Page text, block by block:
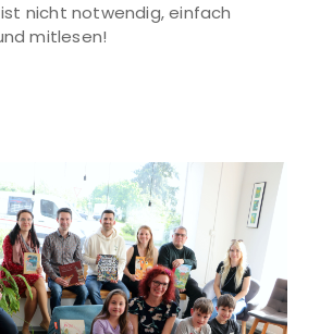
nicht notwendig, einfach
mitlesen!